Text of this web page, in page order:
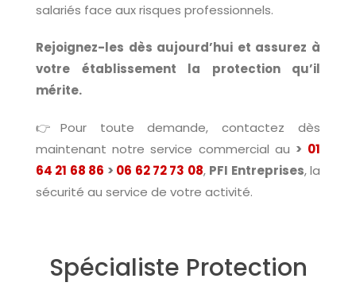
salariés face aux risques professionnels.
Rejoignez-les dès aujourd’hui et assurez à
votre établissement la protection qu’il
mérite.
👉Pour toute demande, contactez dès
maintenant notre service commercial au > 01
64 21 68 86 > 06 62 72 73 08, PFI Entreprises, la
sécurité au service de votre activité.
Spécialiste Protection